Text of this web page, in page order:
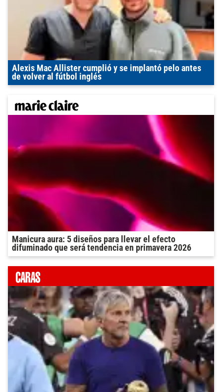
Alexis Mac Allister cumplió y se implantó pelo antes
de volver al fútbol inglés
Manicura aura: 5 diseños para llevar el efecto
difuminado que será tendencia en primavera 2026